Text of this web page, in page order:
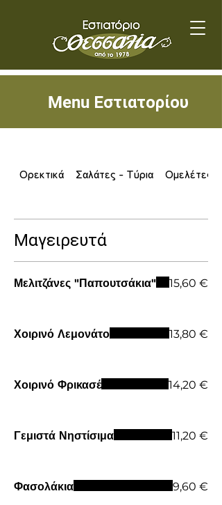
Menu Εστιατορίου
Ορεκτικά Σαλάτες - Τύρια Ομελέτες
Μαγειρευτά
Μελιτζάνες "Παπουτσάκια" 15,60 €
Χοιρινό Λεμονάτο 13,80 €
Χοιρινό Φρικασέ 14,20 €
Γεμιστά Νηστίσιμα 11,20 €
Φασολάκια 9,60 €